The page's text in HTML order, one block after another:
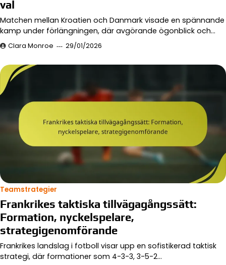
val
Matchen mellan Kroatien och Danmark visade en spännande
kamp under förlängningen, där avgörande ögonblick och…
Clara Monroe 29/01/2026
Teamstrategier
Frankrikes taktiska tillvägagångssätt:
Formation, nyckelspelare,
strategigenomförande
Frankrikes landslag i fotboll visar upp en sofistikerad taktisk
strategi, där formationer som 4-3-3, 3-5-2…